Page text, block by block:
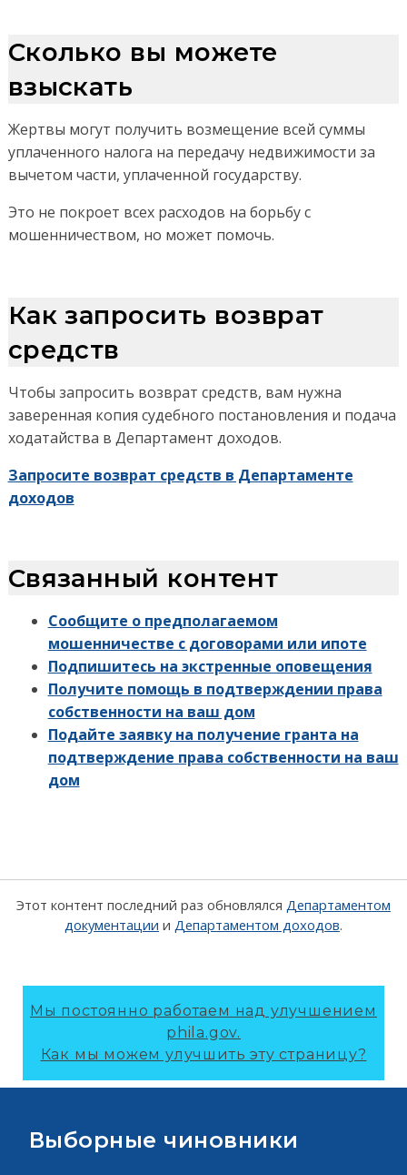
Сколько вы можете
взыскать
Жертвы могут получить возмещение всей суммы
уплаченного налога на передачу недвижимости за
вычетом части, уплаченной государству.
Это не покроет всех расходов на борьбу с
мошенничеством, но может помочь.
Как запросить возврат
средств
Чтобы запросить возврат средств, вам нужна
заверенная копия судебного постановления и подача
ходатайства в Департамент доходов.
Запросите возврат средств в Департаменте
доходов
Связанный контент
Сообщите о предполагаемом
мошенничестве с договорами или ипоте
Подпишитесь на экстренные оповещения
Получите помощь в подтверждении права
собственности на ваш дом
Подайте заявку на получение гранта на
подтверждение права собственности на ваш
дом
Этот контент последний раз обновлялся Департаментом
документации и Департаментом доходов.
Мы постоянно работаем над улучшением
phila.gov.
Как мы можем улучшить эту страницу?
Выборные чиновники